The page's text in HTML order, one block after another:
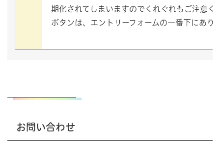
期化されてしまいますのでくれぐれもご注意く
ボタンは、エントリーフォームの一番下にあり
お問い合わせ